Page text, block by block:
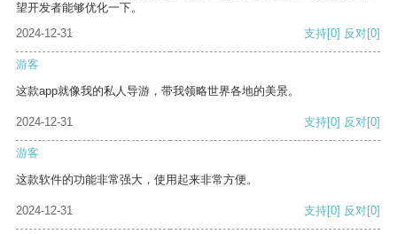
望开发者能够优化一下。
2024-12-31
支持[0] 反对[0]
游客
这款app就像我的私人导游，带我领略世界各地的美景。
2024-12-31 支持[0] 反对[0]
游客
这款软件的功能非常强大，使用起来非常方便。
2024-12-31 支持[0] 反对[0]